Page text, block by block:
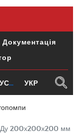
Документація
УКР
Ду 200х200х200 мм